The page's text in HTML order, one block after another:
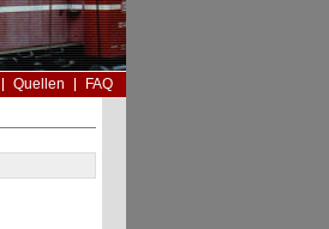
Quellen
FAQ